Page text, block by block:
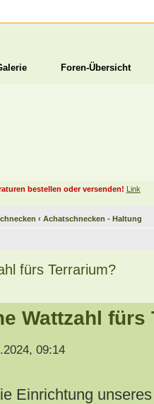
Foren-Übersicht
bestellen oder versenden! Link
‹ Achatschnecken - Haltung
fürs Terrarium?
Wattzahl fürs
09:14
Einrichtung